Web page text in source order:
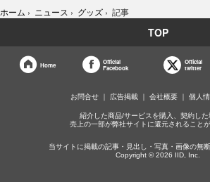
ホーム › ニュース › グッズ › 記事
TOP
Home
Official
Facebook
Official
twitter
お問合せ 広告掲載 会社概要 個人
紹介した商品/サービスを購入、契約した
売上の一部が弊社サイトに還元されることが
当サイトに掲載の記事・見出し・写真・画像の無
Copyright © 2026 IID, Inc.